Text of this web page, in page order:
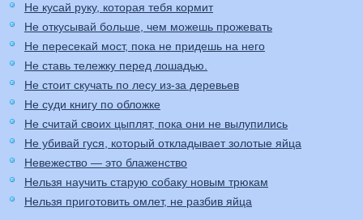
Не кусай руку, которая тебя кормит
Не откусывай больше, чем можешь прожевать
Не пересекай мост, пока не придешь на него
Не ставь тележку перед лошадью.
Не стоит скучать по лесу из-за деревьев
Не суди книгу по обложке
Не считай своих цыплят, пока они не вылупились
Не убивай гуся, который откладывает золотые яйца
Невежество — это блаженство
Нельзя научить старую собаку новым трюкам
Нельзя приготовить омлет, не разбив яйца